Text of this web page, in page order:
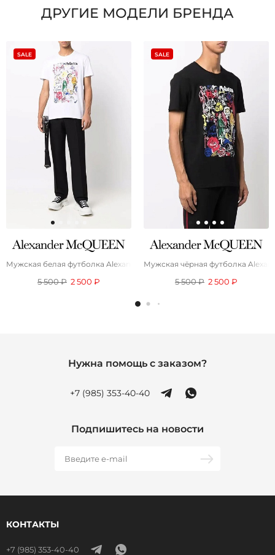
ДРУГИЕ МОДЕЛИ БРЕНДА
SALE
Мужская белая футболка Alexander McQueen graphic skull
5 500 ₽ 2 500 ₽
SALE
Мужская чёрная футболка
5 500 ₽ 2 500 ₽
Нужна помощь с заказом?
+7 (985) 353-40-40
Подпишитесь на новости
КОНТАКТЫ
+7 (985) 353-40-40